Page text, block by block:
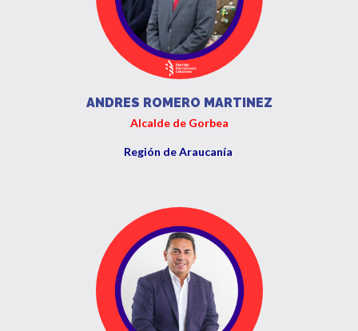
ANDRES ROMERO MARTINEZ
Alcalde de Gorbea
Región de Araucanía